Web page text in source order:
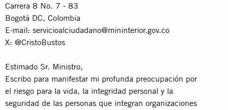
Carrera 8 No. 7 - 83
Bogotá DC, Colombia
E-mail: servicioalciudadano@mininterior.gov.co
X: @CristoBustos
Estimado Sr. Ministro,
Escribo para manifestar mi profunda preocupación por
el riesgo para la vida, la integridad personal y la
seguridad de las personas que integran organizaciones